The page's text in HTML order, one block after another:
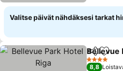
Valitse päivät nähdäksesi tarkat
Jaa
Bellevue
4 Tähtiluokitus
8,8